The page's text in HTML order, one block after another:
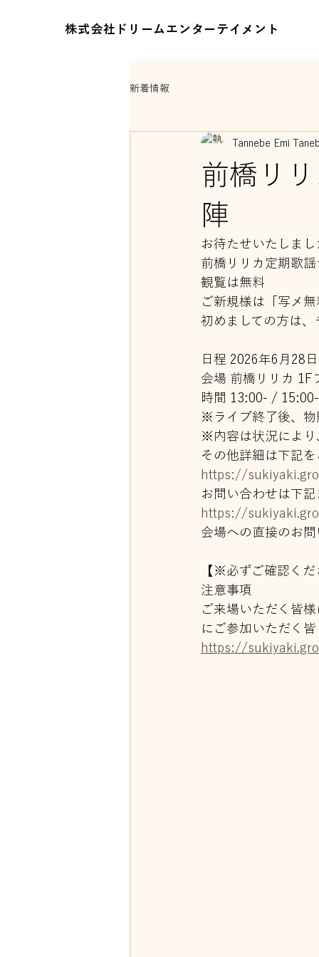
株式会社ドリームエンターテイメント
新着情報
前橋リ
陣
Tannebe Emi
お待たせいたしまし
前橋リリカ定期歌
観覧は無料
ご新規様は「写メ
初めましての方は、
日程 2026年6月28
会場 前橋リリカ 1F
時間 13:00- / 15:00-
※ライブ終了後、物
※内容は状況により
その他詳細は下記
https://
お問い合わせは下
https://
会場への直接のお
【※必ずご確認く
注意事項
ご来場いただく皆
にご参加いただく
https://